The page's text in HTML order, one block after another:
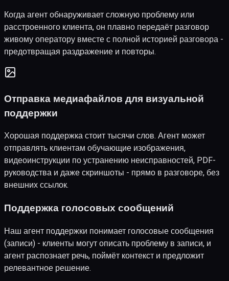
Когда агент обнаруживает сложную проблему или
расстроенного клиента, он плавно передаёт разговор
живому оператору вместе с полной историей разговора -
предотвращая раздражение и повторы.
Отправка медиафайлов для визуальной
поддержки
Хорошая поддержка стоит тысячи слов. Агент может
отправлять клиентам обучающие изображения,
видеоинструкции по устранению неисправностей, PDF-
руководства и даже скриншоты - прямо в разговоре, без
внешних ссылок.
Поддержка голосовых сообщений
Наш агент поддержки понимает голосовые сообщения
(записи) - клиенты могут описать проблему в записи, и
агент распознает речь, поймёт контекст и предложит
релевантное решение.